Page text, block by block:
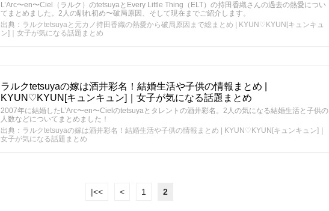
L’Arc〜en〜Ciel（ラルク）のtetsuyaとEvery Little Thing（ELT）の持田香織さんの過去の熱愛につい
てまとめました。2人の馴れ初め〜破局原因、そして現在までご紹介します。
出典：ラルクtetsuyaと元カノ持田香織の熱愛から破局原因まで総まとめ | KYUN♡KYUN[キュンキュ
ン]｜女子が気になる話題まとめ
ラルクtetsuyaの嫁は酒井彩名！結婚生活や子供の情報まとめ |
KYUN♡KYUN[キュンキュン]｜女子が気になる話題まとめ
2007年に結婚したL’Arc〜en〜Cielのtetsuyaとタレントの酒井彩名。2人の気になる結婚生活と子供の
人数などについてまとめました！
出典：ラルクtetsuyaの嫁は酒井彩名！結婚生活や子供の情報まとめ | KYUN♡KYUN[キュンキュン]｜
女子が気になる話題まとめ
|<< < 1 2